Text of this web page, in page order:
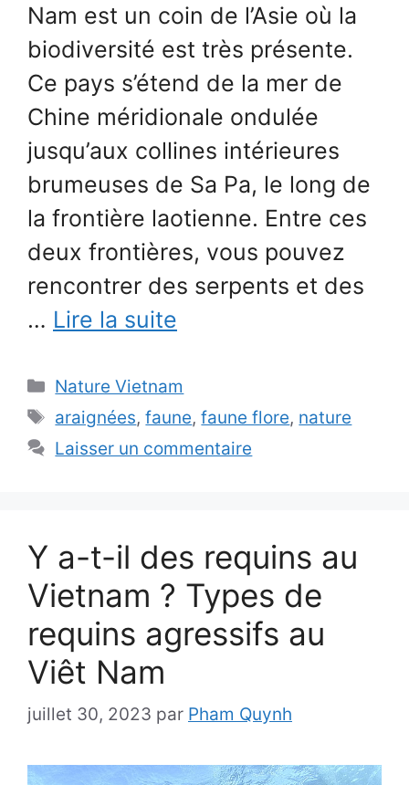
Nam est un coin de l’Asie où la
biodiversité est très présente.
Ce pays s’étend de la mer de
Chine méridionale ondulée
jusqu’aux collines intérieures
brumeuses de Sa Pa, le long de
la frontière laotienne. Entre ces
deux frontières, vous pouvez
rencontrer des serpents et des
… Lire la suite
Catégories
Nature Vietnam
Étiquettes
araignées,faune,faune flore, nature
Laisser un commentaire
Y a-t-il des requins au
Vietnam ? Types de
requins agressifs au
Viêt Nam
juillet 30, 2023 par Pham Quynh